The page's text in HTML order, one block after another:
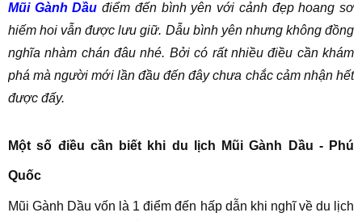
Mũi Gành Dầu điểm đến bình yên với cảnh đẹp hoang sơ
hiếm hoi vẫn được lưu giữ. Dẫu bình yên nhưng không đồng
nghĩa nhàm chán đâu nhé. Bởi có rất nhiều điều cần khám
phá mà người mới lần đầu đến đây chưa chắc cảm nhận hết
được đấy.
Một số điều cần biết khi du lịch Mũi Gành Dầu - Phú
Quốc
Mũi Gành Dầu vốn là 1 điểm đến hấp dẫn khi nghĩ về du lịch